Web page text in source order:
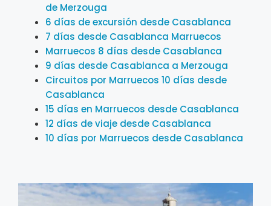
de Merzouga
6 días de excursión desde Casablanca
7 días desde Casablanca Marruecos
Marruecos 8 días desde Casablanca
9 días desde Casablanca a Merzouga
Circuitos por Marruecos 10 días desde
Casablanca
15 días en Marruecos desde Casablanca
12 días de viaje desde Casablanca
10 días por Marruecos desde Casablanca